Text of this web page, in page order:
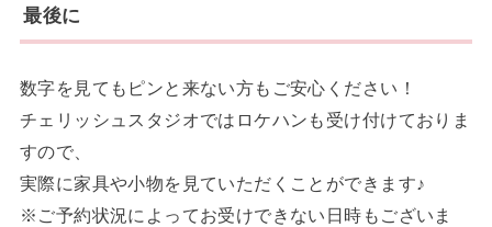
最後に
数字を見てもピンと来ない方もご安心ください！
チェリッシュスタジオではロケハンも受け付けておりま
すので、
実際に家具や小物を見ていただくことができます♪
※ご予約状況によってお受けできない日時もございま